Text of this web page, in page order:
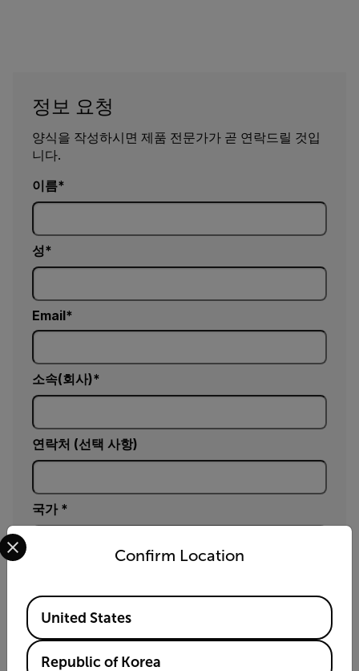
정보 요청
양식을 작성하시면 제품 전문가가 곧 연락드릴 것입
니다.
이름
성
Email
소속(회사)
연락처 (선택 사항)
국가 *
Fill_Element
Confirm Location
Select your preferred country and language from the
Available Locations
United States
Republic of Korea